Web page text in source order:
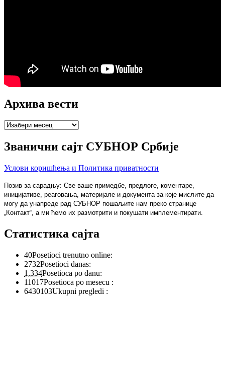
Архива вести
Архива
Званични сајт СУБНОР Србије
Услови коришћења и Политика приватности
Позив за сарадњу: Све ваше примедбе, предлоге, коментаре,
иницијативе, реаговања, материјале и документа за које мислите да
могу да унапреде рад СУБНОР пошаљите нам преко странице
„Контакт“, а ми ћемо их размотрити и покушати имплементирати.
Статистика сајта
40Posetioci trenutno online:
2732Posetioci danas:
1,334Posetioca po danu:
11017Posetioca po mesecu :
6430103Ukupni pregledi :